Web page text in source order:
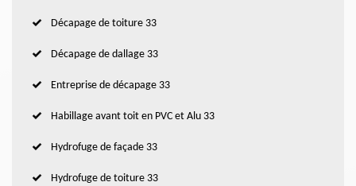
Décapage de toiture 33
Décapage de dallage 33
Entreprise de décapage 33
Habillage avant toit en PVC et Alu 33
Hydrofuge de façade 33
Hydrofuge de toiture 33